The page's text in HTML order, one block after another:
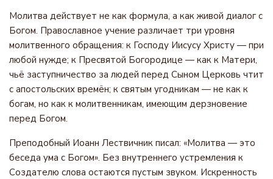
Молитва действует не как формула, а как живой диалог с
Богом. Православное учение различает три уровня
молитвенного обращения: к Господу Иисусу Христу — при
любой нужде; к Пресвятой Богородице — как к Матери,
чьё заступничество за людей перед Сыном Церковь чтит
с апостольских времён; к святым угодникам — не как к
богам, но как к молитвенникам, имеющим дерзновение
перед Богом.
Преподобный Иоанн Лествичник писал: «Молитва — это
беседа ума с Богом». Без внутреннего устремления к
Создателю слова остаются пустым звуком. Искренность